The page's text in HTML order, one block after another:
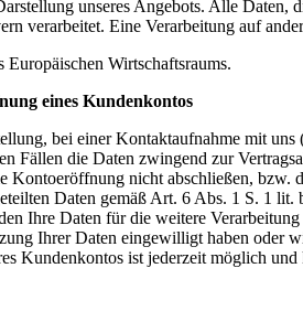
unseres Angebots. Alle
verarbeitet. Eine Verarbeitung auf
Wirtschaftsraums.
eines Kundenkontos
bei einer Kontaktaufnahme mit
Fällen die Daten zwingend zur
nicht abschließen,
Daten gemäß Art. 6 Abs. 1 S. 1
Ihre Daten für die weitere
Ihrer Daten eingewilligt haben oder
Kundenkontos ist jederzeit möglich